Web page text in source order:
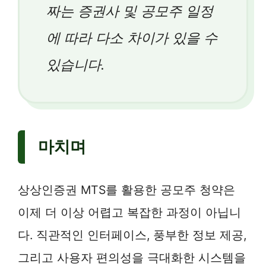
짜는 증권사 및 공모주 일정
에 따라 다소 차이가 있을 수
있습니다.
마치며
상상인증권 MTS를 활용한 공모주 청약은
이제 더 이상 어렵고 복잡한 과정이 아닙니
다. 직관적인 인터페이스, 풍부한 정보 제공,
그리고 사용자 편의성을 극대화한 시스템을